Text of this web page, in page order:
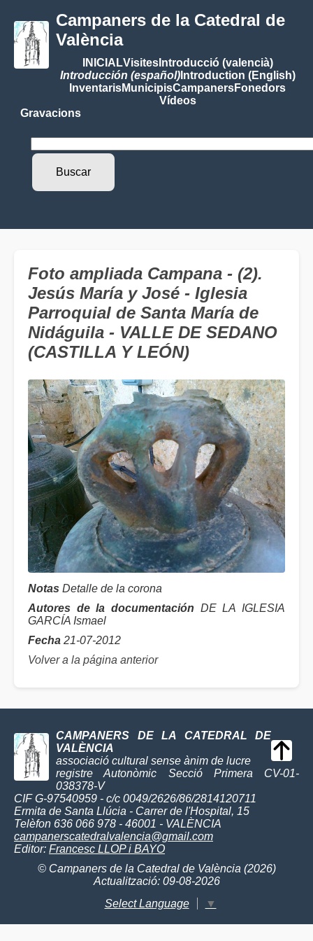
Campaners de la Catedral de
València
INICIALVisitesIntroducció (valencià)
Introducción (español)Introduction (English)
InventarisMunicipisCampanersFonedors
Vídeos
Gravacions
Foto ampliada Campana - (2).
Jesús María y José - Iglesia
Parroquial de Santa María de
Nidáguila - VALLE DE SEDANO
(CASTILLA Y LEÓN)
Notas Detalle de la corona
Autores de la documentación DE LA IGLESIA
GARCÍA Ismael
Fecha 21-07-2012
Volver a la página anterior
CAMPANERS DE LA CATEDRAL DE
VALÈNCIA
associació cultural sense ànim de lucre
registre Autonòmic Secció Primera CV-01-
038378-V
CIF G-97540959 - c/c 0049/2626/86/2814120711
Ermita de Santa Llúcia - Carrer de l'Hospital, 15
Telèfon 636 066 978 - 46001 - VALÈNCIA
campanerscatedralvalencia@gmail.com
Editor: Francesc LLOP i BAYO
© Campaners de la Catedral de València (2026)
Actualització: 09-08-2026
Select Language
▼